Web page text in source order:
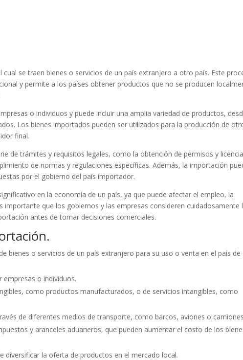
se traen bienes o servicios de un país extranjero a otro país. Este
y permite a los países obtener productos que no se producen
o individuos y puede incluir una amplia variedad de productos,
Los bienes importados pueden ser utilizados para la producción de
final.
de trámites y requisitos legales, como la obtención de permisos y
de normas y regulaciones específicas. Además, la importación
por el gobierno del país importador.
en la economía de un país, ya que puede afectar el empleo, la
que los gobiernos y las empresas consideren cuidadosamente
antes de tomar decisiones comerciales.
bienes o servicios de un país extranjero para su uso o venta en el país de
empresas o individuos.
como productos manufacturados, o de servicios intangibles, como
de diferentes medios de transporte, como barcos, aviones o
y aranceles aduaneros, que pueden aumentar el costo de los
diversificar la oferta de productos en el mercado local.